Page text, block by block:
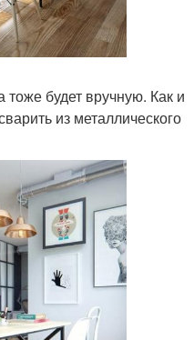
тоже будет вручную. Как и
из металлического